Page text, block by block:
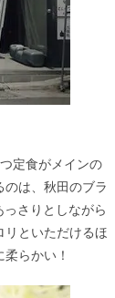
定食がメインの
のは、秋田のブラ
さりとしながら
といただけるほ
柔らかい！